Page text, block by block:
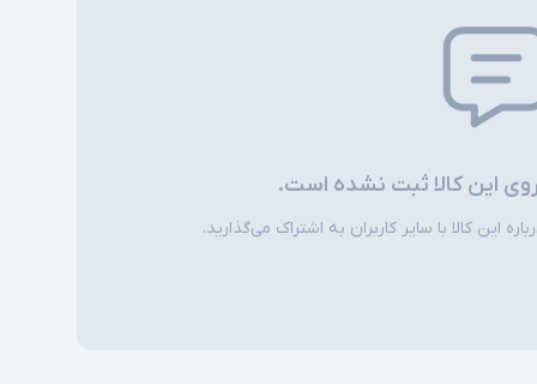
این کالا ثبت نشده است.
این کالا با سایر کاربران به اشتراک می‌گذارید.